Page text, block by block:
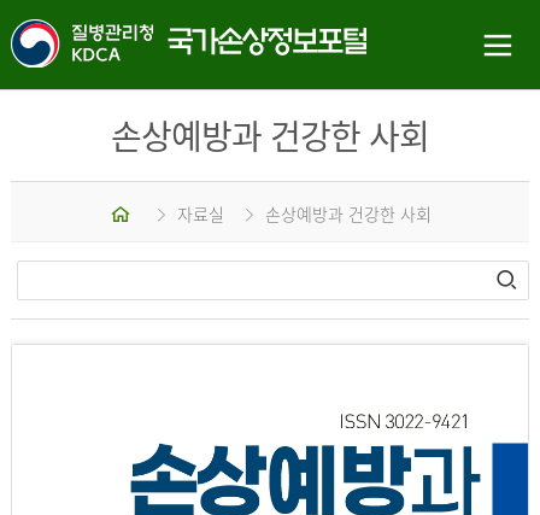
손상예방과 건강한 사회
홈 자료실 손상예방과 건강한 사회